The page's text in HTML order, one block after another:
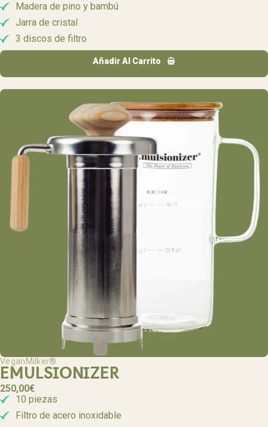
Madera de pino y bambú
Jarra de cristal
3 discos de filtro
Añadir Al Carrito
VeganMilker®
EMULSIONIZER
250,00€
10 piezas
Filtro de acero inoxidable